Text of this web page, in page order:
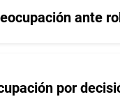
ante
por